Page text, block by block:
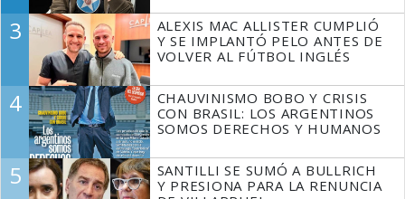
3
ALEXIS MAC ALLISTER CUMPLIÓ
Y SE IMPLANTÓ PELO ANTES DE
VOLVER AL FÚTBOL INGLÉS
4
CHAUVINISMO BOBO Y CRISIS
CON BRASIL: LOS ARGENTINOS
SOMOS DERECHOS Y HUMANOS
5
SANTILLI SE SUMÓ A BULLRICH
Y PRESIONA PARA LA RENUNCIA